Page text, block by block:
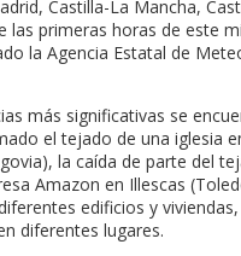
Castilla-La Mancha,
las primeras horas de este
la Agencia Estatal de
más significativas se
el tejado de una iglesia
la caída de parte del
Amazon en Illescas
edificios y
diferentes lugares.